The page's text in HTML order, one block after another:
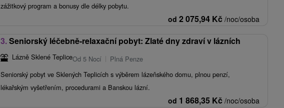
zážitkový program a bonusy dle délky pobytu.
od 2 075,94 Kč /noc/osoba
3.Seniorský léčebně-relaxační pobyt: Zlaté dny zdraví v lázních
Lázně Sklené TepliceOd 5 Nocí
Plná Penze
Seniorský pobyt ve Sklených Teplicích s výběrem lázeňského domu, plnou penzí,
lékařským vyšetřením, procedurami a Banskou lázní.
od 1 868,35 Kč /noc/osoba